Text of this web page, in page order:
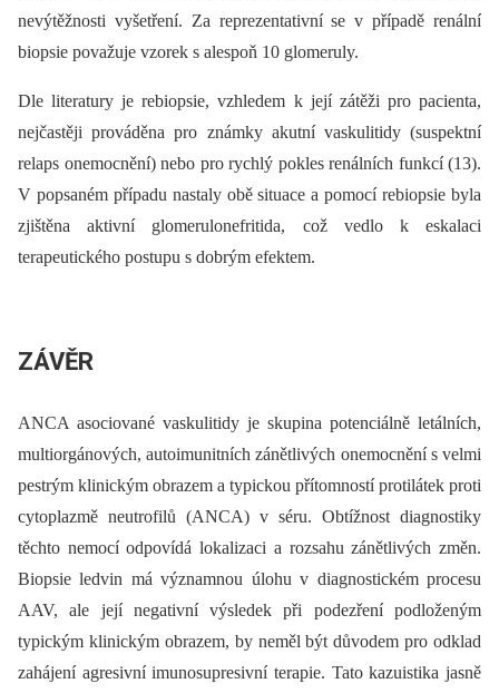
nevýtěžnosti vyšetření. Za reprezentativní se v případě renální
biopsie považuje vzorek s alespoň 10 glomeruly.
Dle literatury je rebiopsie, vzhledem k její zátěži pro pacienta,
nejčastěji prováděna pro známky akutní vaskulitidy (suspektní
relaps onemocnění) nebo pro rychlý pokles renálních funkcí (13).
V popsaném případu nastaly obě situace a pomocí rebiopsie byla
zjištěna aktivní glomerulonefritida, což vedlo k eskalaci
terapeutického postupu s dobrým efektem.
ZÁVĚR
ANCA asociované vaskulitidy je skupina potenciálně letálních,
multiorgánových, autoimunitních zánětlivých onemocnění s velmi
pestrým klinickým obrazem a typickou přítomností protilátek proti
cytoplazmě neutrofilů (ANCA) v séru. Obtížnost diagnostiky
těchto nemocí odpovídá lokalizaci a rozsahu zánětlivých změn.
Biopsie ledvin má významnou úlohu v diagnostickém procesu
AAV, ale její negativní výsledek při podezření podloženým
typickým klinickým obrazem, by neměl být důvodem pro odklad
zahájení agresivní imunosupresivní terapie. Tato kazuistika jasně